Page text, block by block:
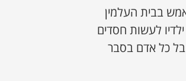
בבית העלמין
לעשות חסדים
כל אדם בסבר